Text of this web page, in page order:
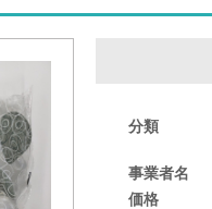
分類
事業者名
価格